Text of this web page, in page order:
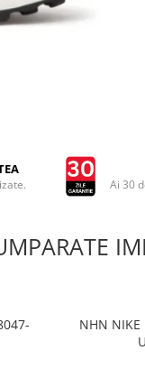
Ai 30
NHN NIKE